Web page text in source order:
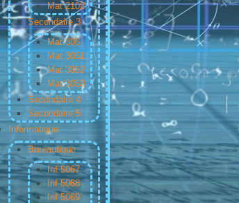
Mat 2102
Secondaire 3
Mat 306
Mat 3051
Mat 3052
Mat 3053
Secondaire 4
Secondaire 5
Informatique
Bureautique
Inf 5067
Inf 5068
Inf 5069